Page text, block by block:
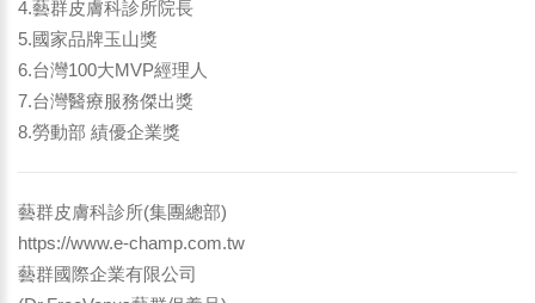
4.藝群皮膚科診所院長
5.國家品牌玉山獎
6.台灣100大MVP經理人
7.台灣醫療服務傑出獎
8.勞動部 績優企業獎
藝群皮膚科診所(集團總部)
https://www.e-champ.com.tw
藝群國際企業有限公司